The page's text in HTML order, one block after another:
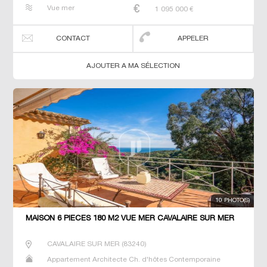
Prestige Propriété T4 T6 T7 Villa
Vue mer 1 095 000 €
CONTACT APPELER
AJOUTER A MA SÉLECTION
10 PHOTO(S)
MAISON 6 PIECES 180 M2 VUE MER CAVALAIRE SUR MER
CAVALAIRE SUR MER (83240)
Appartement Architecte Ch. d'hôtes Contemporaine